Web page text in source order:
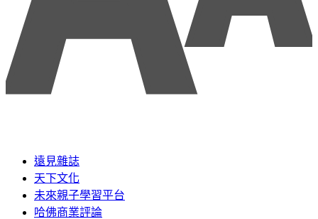
遠見雜誌
天下文化
未來親子學習平台
哈佛商業評論